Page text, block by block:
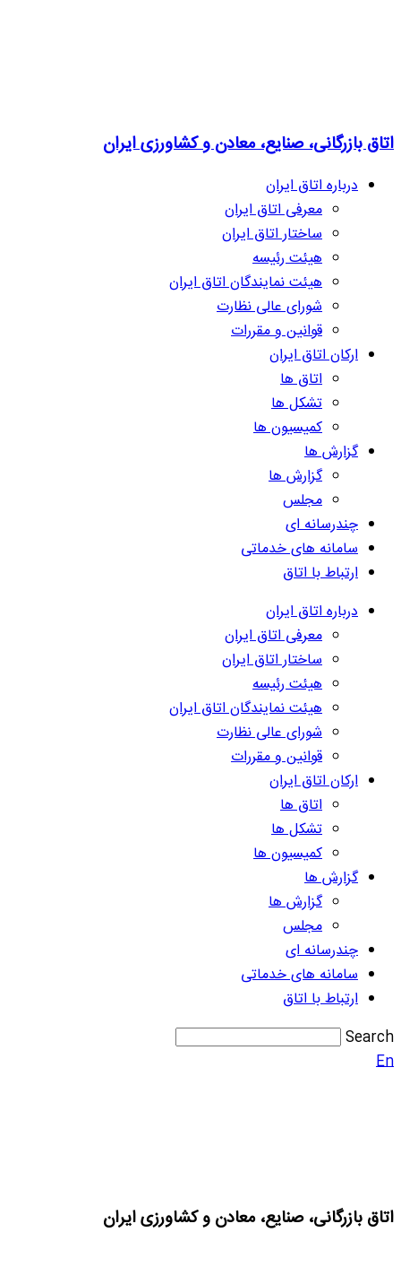
اتاق بازرگانی، صنایع، معادن و کشاورزی ایران
درباره اتاق ایران
معرفی اتاق ایران
ساختار اتاق ایران
هیئت رئیسه
هیئت نمایندگان اتاق ایران
شورای عالی نظارت
قوانین و مقررات
ارکان اتاق ایران
اتاق ها
تشکل ها
کمیسیون ها
گزارش ها
گزارش ها
مجلس
چندرسانه ای
سامانه های خدماتی
ارتباط با اتاق
درباره اتاق ایران
معرفی اتاق ایران
ساختار اتاق ایران
هیئت رئیسه
هیئت نمایندگان اتاق ایران
شورای عالی نظارت
قوانین و مقررات
ارکان اتاق ایران
اتاق ها
تشکل ها
کمیسیون ها
گزارش ها
گزارش ها
مجلس
چندرسانه ای
سامانه های خدماتی
ارتباط با اتاق
Search
En
اتاق بازرگانی، صنایع، معادن و کشاورزی ایران